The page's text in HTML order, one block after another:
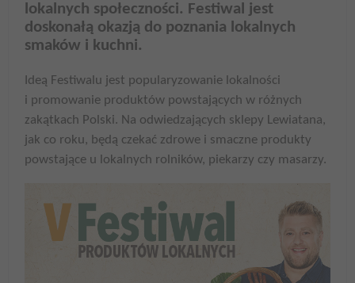
lokalnych społeczności. Festiwal jest
doskonałą okazją do poznania lokalnych
smaków i kuchni.
Ideą Festiwalu jest popularyzowanie lokalności
i promowanie produktów powstających w różnych
zakątkach Polski. Na odwiedzających sklepy Lewiatana,
jak co roku, będą czekać zdrowe i smaczne produkty
powstające u lokalnych rolników, piekarzy czy masarzy.